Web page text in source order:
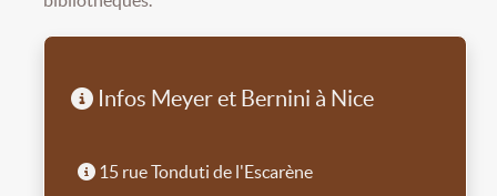
Infos Meyer et Bernini à Nice
15 rue Tonduti de l'Escarène